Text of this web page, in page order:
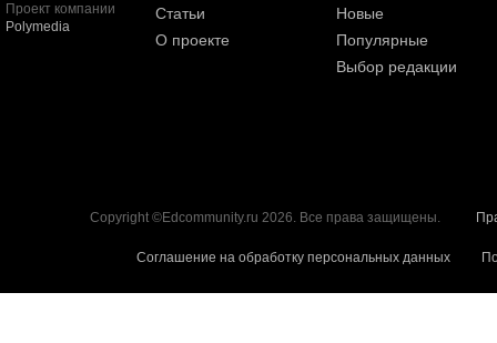
Проект компании
Polymedia
Статьи
О проекте
Новые
Популярные
Выбор редакции
Copyright ©Edcommunity.ru 2026. Все права защищены.
Соглашение на обработку персональных данных